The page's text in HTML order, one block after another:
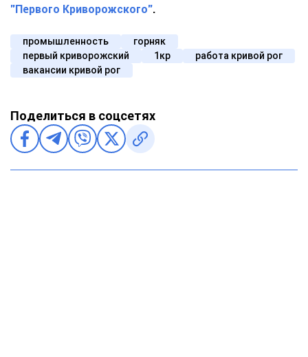
"Первого Криворожского".
промышленность
горняк
первый криворожский
1кр
работа кривой рог
вакансии кривой рог
Поделиться в соцсетях